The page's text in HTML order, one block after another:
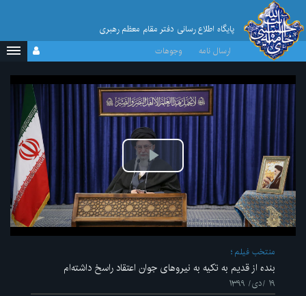
پایگاه اطلاع رسانی دفتر مقام معظم رهبری
ارسال نامه
وجوهات
پخش
ویدیو
منتخب فیلم
بنده از قدیم به تکیه به نیروهای جوان اعتقاد راسخ داشته‌ام
۱۹ /دی/ ۱۳۹۹